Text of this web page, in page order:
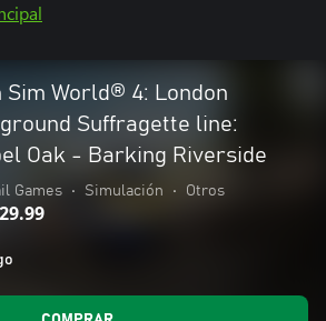
Sim World® 4: London
Suffragette line:
Oak - Barking Riverside
Games • Simulación • Otros